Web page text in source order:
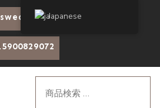
Japanese